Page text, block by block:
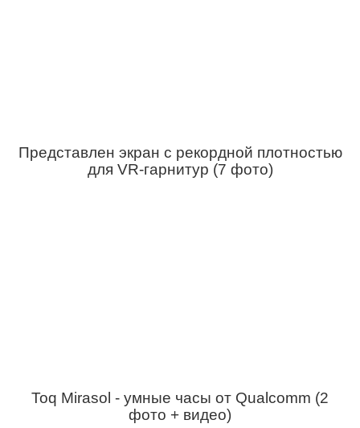
Представлен экран с рекордной плотностью
для VR-гарнитур (7 фото)
Toq Mirasol - умные часы от Qualcomm (2
фото + видео)